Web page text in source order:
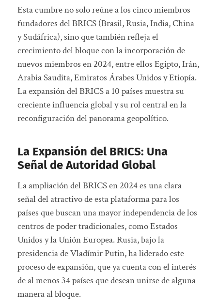
Esta cumbre no solo reúne a los cinco miembros
fundadores del BRICS (Brasil, Rusia, India, China
y Sudáfrica), sino que también refleja el
crecimiento del bloque con la incorporación de
nuevos miembros en 2024, entre ellos Egipto, Irán,
Arabia Saudita, Emiratos Árabes Unidos y Etiopía.
La expansión del BRICS a 10 países muestra su
creciente influencia global y su rol central en la
reconfiguración del panorama geopolítico.
La Expansión del BRICS: Una
Señal de Autoridad Global
La ampliación del BRICS en 2024 es una clara
señal del atractivo de esta plataforma para los
países que buscan una mayor independencia de los
centros de poder tradicionales, como Estados
Unidos y la Unión Europea. Rusia, bajo la
presidencia de Vladímir Putin, ha liderado este
proceso de expansión, que ya cuenta con el interés
de al menos 34 países que desean unirse de alguna
manera al bloque.